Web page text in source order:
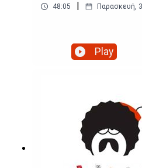
48:05 Παρασκευή,
Play